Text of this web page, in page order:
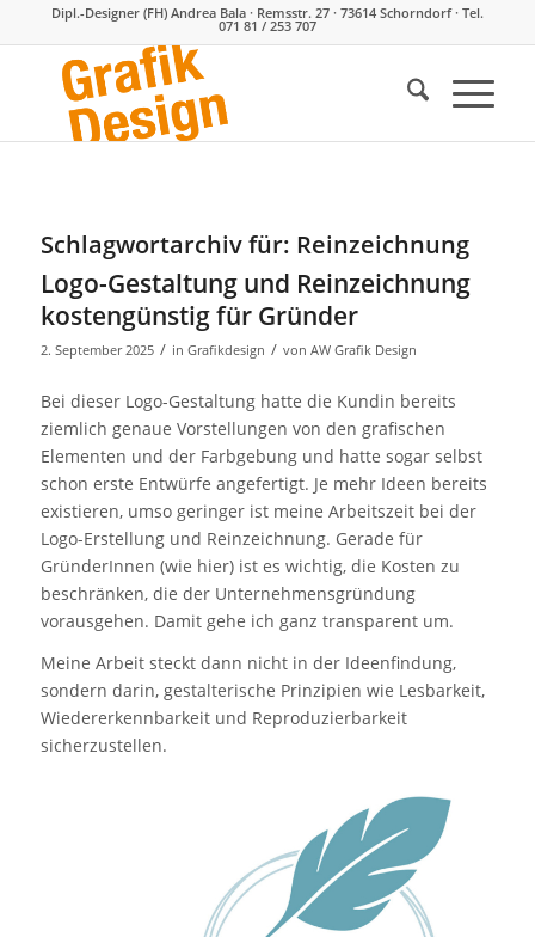
Dipl.-Designer (FH) Andrea Bala · Remsstr. 27 · 73614 Schorndorf · Tel.
071 81 / 253 707
Schlagwortarchiv für: Reinzeichnung
Logo-Gestaltung und Reinzeichnung
kostengünstig für Gründer
2. September 2025 / in Grafikdesign / von AW Grafik Design
Bei dieser Logo-Gestaltung hatte die Kundin bereits
ziemlich genaue Vorstellungen von den grafischen
Elementen und der Farbgebung und hatte sogar selbst
schon erste Entwürfe angefertigt. Je mehr Ideen bereits
existieren, umso geringer ist meine Arbeitszeit bei der
Logo-Erstellung und Reinzeichnung. Gerade für
GründerInnen (wie hier) ist es wichtig, die Kosten zu
beschränken, die der Unternehmensgründung
vorausgehen. Damit gehe ich ganz transparent um.
Meine Arbeit steckt dann nicht in der Ideenfindung,
sondern darin, gestalterische Prinzipien wie Lesbarkeit,
Wiedererkennbarkeit und Reproduzierbarkeit
sicherzustellen.